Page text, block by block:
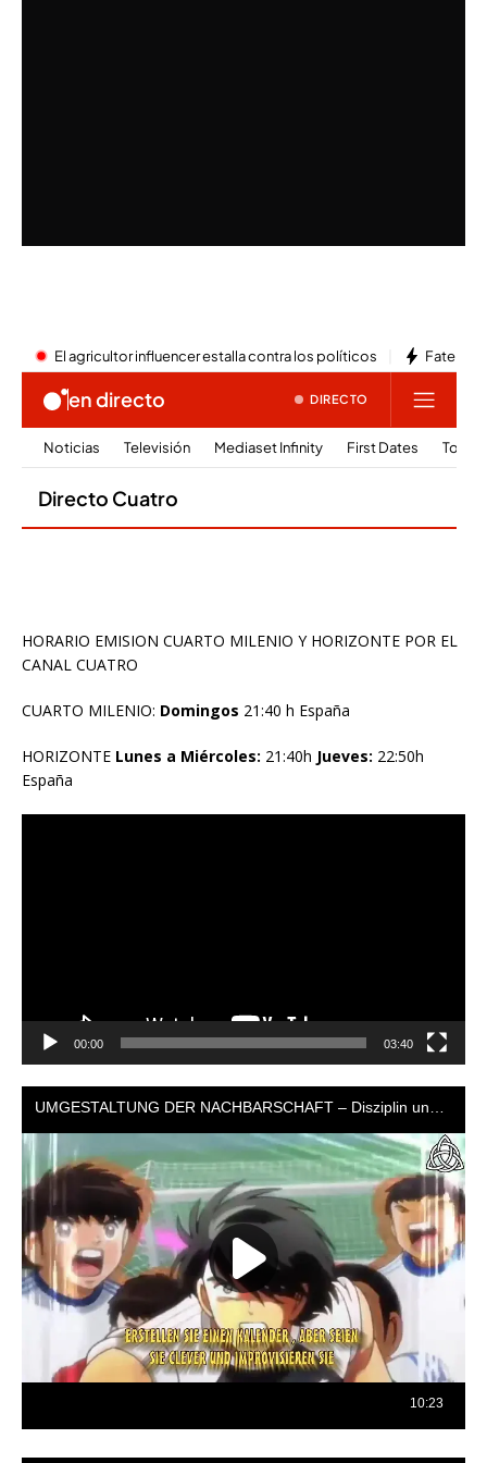
HORARIO EMISION CUARTO MILENIO Y HORIZONTE POR EL
CANAL CUATRO
CUARTO MILENIO: Domingos 21:40 h España
HORIZONTE Lunes a Miércoles: 21:40h Jueves: 22:50h
España
00:00 03:40